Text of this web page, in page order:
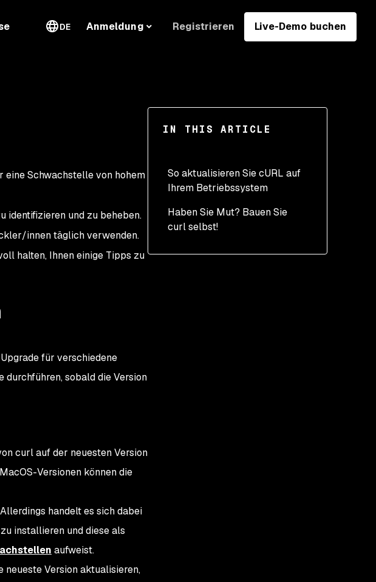
DE Anmeldung Registrieren Live-Demo buchen
IN THIS ARTICLE
So aktualisieren Sie cURL auf
Ihrem Betriebssystem
Aktualisierung von cURL
unter macOS
Aktualisierung von cURL
Haben Sie Mut? Bauen Sie
curl selbst!
Schwachstelle von hohem
identifizieren und zu beheben.
innen täglich verwenden.
halten, Ihnen einige Tipps zu
für verschiedene
durchführen, sobald die Version
curl auf der neuesten Version
Versionen können die
handelt es sich dabei
installieren und diese als
aufweist.
neueste Version aktualisieren,